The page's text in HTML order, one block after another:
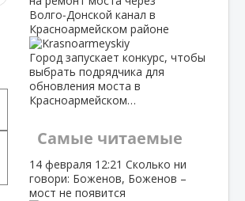
Волго‑Донской канал в
Красноармейском районе
Город запускает конкурс, чтобы
выбрать подрядчика для
обновления моста в
Красноармейском…
Самые читаемые
14 февраля 12:21 Сколько ни
говори: Боженов, Боженов –
мост не появится